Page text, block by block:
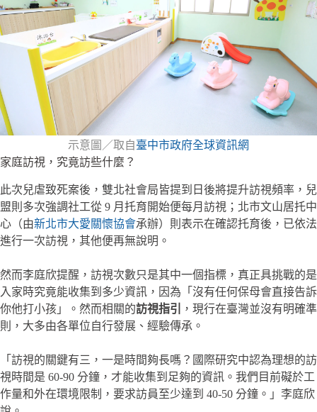
示意圖／取自 臺中市政府全球資訊網
家庭訪視，究竟訪些什麼？
此次兒虐致死案後，雙北社會局皆提到日後將提升訪視頻率，兒
盟則多次強調社工從 9 月托育開始便每月訪視；北市文山居托中
心（由新北市大愛關懷協會承辦）則表示在確認托育後，已依法
進行一次訪視，其他便再無說明。
然而李庭欣提醒，訪視次數只是其中一個指標，真正具挑戰的是
入家時究竟能收集到多少資訊，因為「沒有任何保母會直接告訴
你他打小孩」。然而相關的訪視指引
，現行在臺灣並沒有明確準
則，大多由各單位自行發展、經驗傳承。
「訪視的關鍵有三，一是時間夠長嗎？國際研究中認為理想的訪
視時間是 60-90 分鐘，才能收集到足夠的資訊。我們目前礙於工
作量和外在環境限制，要求訪員至少達到 40-50 分鐘。」李庭欣